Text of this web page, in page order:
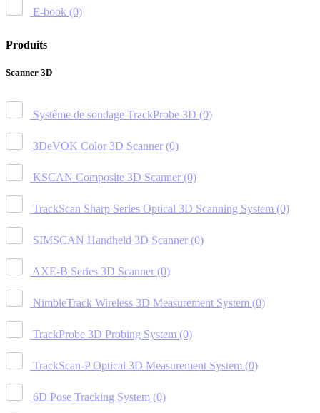
E-book (0)
Produits
Scanner 3D
Système de sondage TrackProbe 3D (0)
3DeVOK Color 3D Scanner (0)
KSCAN Composite 3D Scanner (0)
TrackScan Sharp Series Optical 3D Scanning System (0)
SIMSCAN Handheld 3D Scanner (0)
AXE-B Series 3D Scanner (0)
NimbleTrack Wireless 3D Measurement System (0)
TrackProbe 3D Probing System (0)
TrackScan-P Optical 3D Measurement System (0)
6D Pose Tracking System (0)